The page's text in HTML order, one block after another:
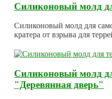
Силиконовый молд
Силиконовый молд для
кратера от взрыва для
Силиконовый молд
"Деревянная дверь"